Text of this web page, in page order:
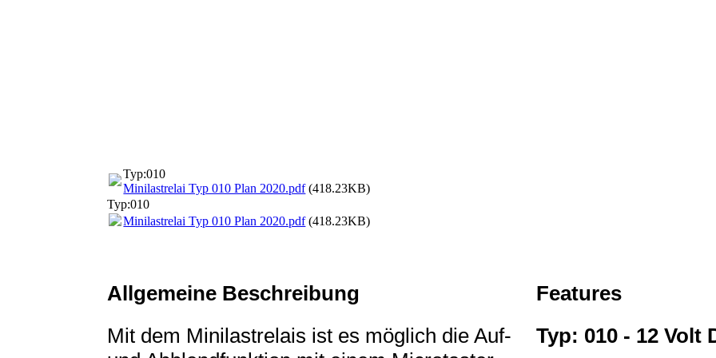
Typ:010
Minilastrelai Typ 010 Plan 2020.pdf(418.23KB)
Typ:010
Minilastrelai Typ 010 Plan 2020.pdf(418.23KB)
Allgemeine Beschreibung
Features
Mit dem Minilastrelais ist es möglich die Auf-
Typ: 010 - 12 Volt